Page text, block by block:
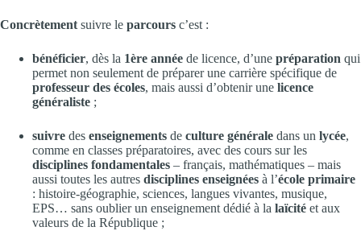
Concrètement suivre le parcours c’est :
bénéficier, dès la 1ère année de licence, d’une préparation qui
permet non seulement de préparer une carrière spécifique de
professeur des écoles, mais aussi d’obtenir une licence
généraliste ;
suivre des enseignements de culture générale dans un lycée,
comme en classes préparatoires, avec des cours sur les
disciplines fondamentales – français, mathématiques – mais
aussi toutes les autres disciplines enseignées à l’école primaire
: histoire-géographie, sciences, langues vivantes, musique,
EPS… sans oublier un enseignement dédié à la laïcité et aux
valeurs de la République ;